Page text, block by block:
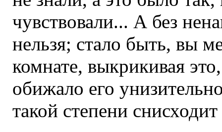
чувствовали... А без
нельзя; стало быть, вы
комнате, выкрикивая
обижало его
такой степени